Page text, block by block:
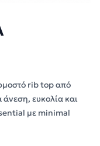
rib top από
ευκολία και
με minimal